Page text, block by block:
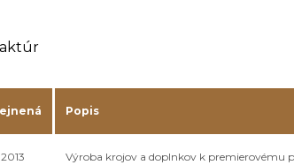
Popis
Výroba krojov a doplnkov k premierovému